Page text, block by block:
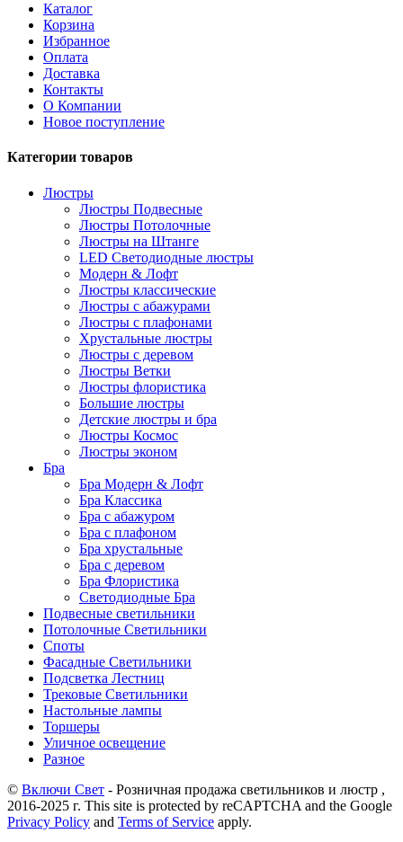
Каталог
Корзина
Избранное
Оплата
Доставка
Контакты
О Компании
Новое поступление
Категории товаров
Люстры
Люстры Подвесные
Люстры Потолочные
Люстры на Штанге
LED Светодиодные люстры
Модерн & Лофт
Люстры классические
Люстры с абажурами
Люстры с плафонами
Хрустальные люстры
Люстры с деревом
Люстры Ветки
Люстры флористика
Большие люстры
Детские люстры и бра
Люстры Космос
Люстры эконом
Бра
Бра Модерн & Лофт
Бра Классика
Бра с абажуром
Бра с плафоном
Бра хрустальные
Бра с деревом
Бра Флористика
Светодиодные Бра
Подвесные светильники
Потолочные Светильники
Споты
Фасадные Светильники
Подсветка Лестниц
Трековые Светильники
Настольные лампы
Торшеры
Уличное освещение
Разное
© Включи Свет - Розничная продажа светильников и люстр ,
2016-2025 г. This site is protected by reCAPTCHA and the Google
Privacy Policy and Terms of Service apply.